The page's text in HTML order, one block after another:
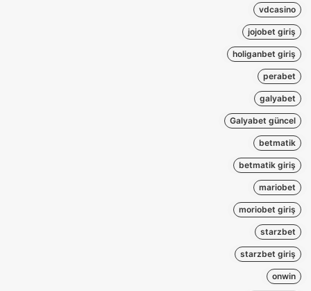
vdcasino
jojobet giriş
holiganbet giriş
perabet
galyabet
Galyabet güncel
betmatik
betmatik giriş
mariobet
moriobet giriş
starzbet
starzbet giriş
onwin